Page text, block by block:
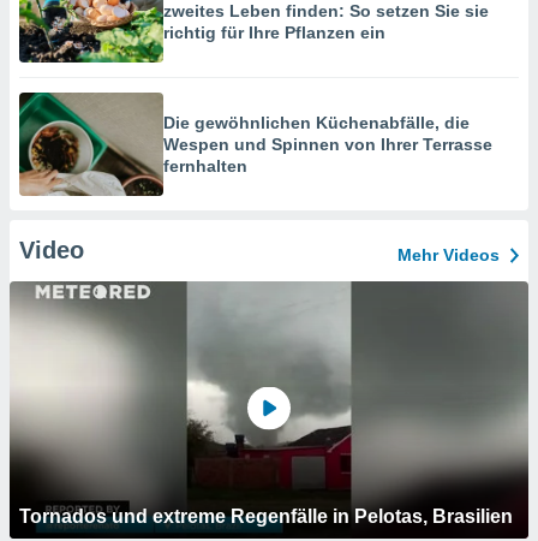
zweites Leben finden: So setzen Sie sie
richtig für Ihre Pflanzen ein
Die gewöhnlichen Küchenabfälle, die
Wespen und Spinnen von Ihrer Terrasse
fernhalten
Video Mehr Videos
Tornados und extreme Regenfälle in Pelotas, Brasilien